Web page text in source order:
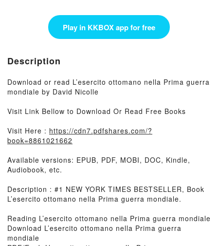
Play in KKBOX app for free
Description
Download or read L’esercito ottomano nella Prima guerra
mondiale by David Nicolle
Visit Link Bellow to Download Or Read Free Books
Visit Here : https://cdn7.pdfshares.com/?
book=8861021662
Available versions: EPUB, PDF, MOBI, DOC, Kindle,
Audiobook, etc.
Description : #1 NEW YORK TIMES BESTSELLER, Book
L’esercito ottomano nella Prima guerra mondiale.
Reading L’esercito ottomano nella Prima guerra mondiale
Download L’esercito ottomano nella Prima guerra
mondiale